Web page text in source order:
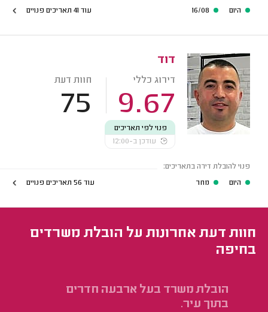
היום
עוד 41 תאריכים פנויים
דוד
דירוג כללי
9.67
חוות דעת
75
פנוי לפי תאריכים
עודכן ב-12:00
פנוי להובלת דירה בתאריכים:
היום
מחר עוד 56 תאריכים פנויים
חוות דעת אחרונות על הובלת משרדים
בחיפה
הובלת משרד בעל ארבעה חדרים
בתוך עיר.